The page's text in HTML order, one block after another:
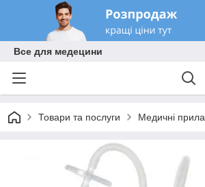
Все для медецини
Товари та послуги Медичні